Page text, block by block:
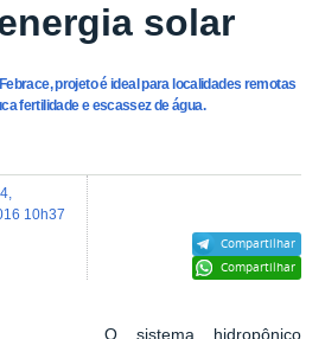
solar
projeto é ideal para localidades remotas
fertilidade e escassez de água.
Compartilhar
Compartilhar
10h37
O sistema hidropônico